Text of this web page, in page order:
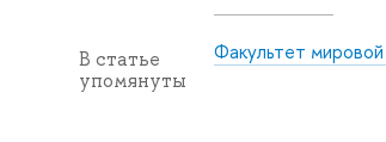
В статье
упомянуты
Факультет